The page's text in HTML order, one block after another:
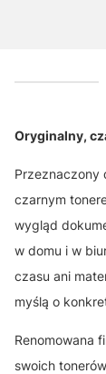
Oryginalny,
Przeznaczony
czarnym
wygląd
w domu i w
czasu ani
myślą o
Renomowana
swoich